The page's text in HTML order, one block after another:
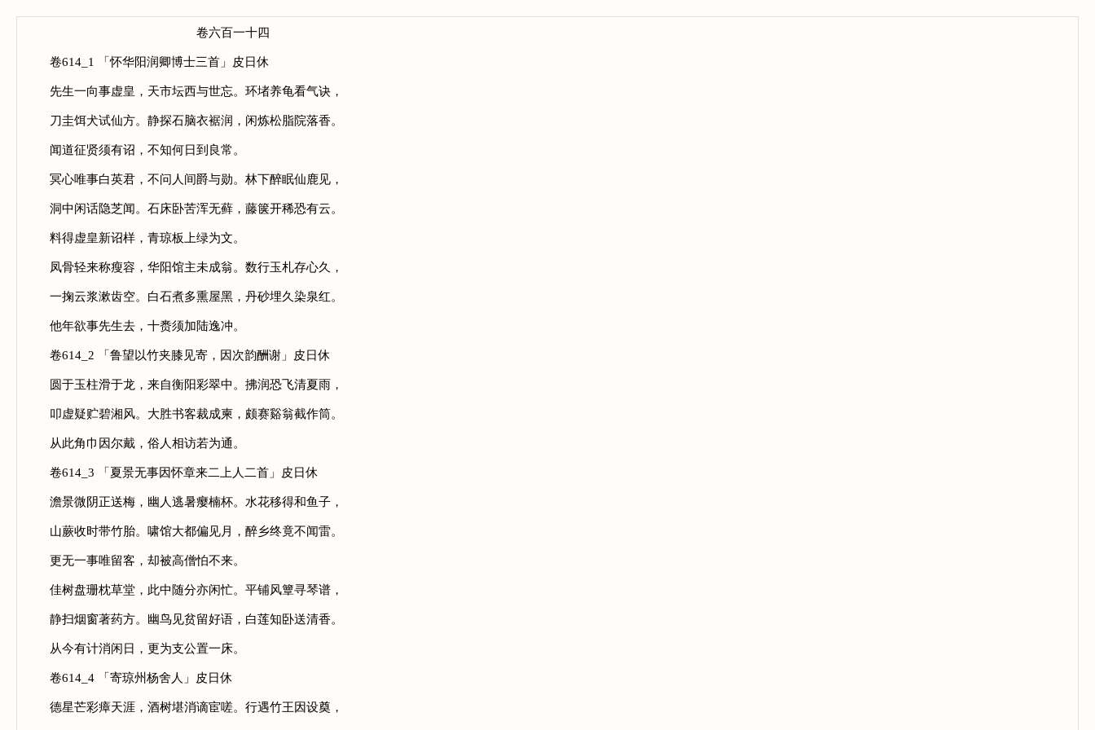
卷六百一十四
卷614_1 「怀华阳润卿博士三首」皮日休
先生一向事虚皇，天市坛西与世忘。环堵养龟看气诀，
刀圭饵犬试仙方。静探石脑衣裾润，闲炼松脂院落香。
闻道征贤须有诏，不知何日到良常。
冥心唯事白英君，不问人间爵与勋。林下醉眠仙鹿见，
洞中闲话隐芝闻。石床卧苦浑无藓，藤箧开稀恐有云。
料得虚皇新诏样，青琼板上绿为文。
凤骨轻来称瘦容，华阳馆主未成翁。数行玉札存心久，
一掬云浆漱齿空。白石煮多熏屋黑，丹砂埋久染泉红。
他年欲事先生去，十赉须加陆逸冲。
卷614_2 「鲁望以竹夹膝见寄，因次韵酬谢」皮日休
圆于玉柱滑于龙，来自衡阳彩翠中。拂润恐飞清夏雨，
叩虚疑贮碧湘风。大胜书客裁成柬，颇赛谿翁截作筒。
从此角巾因尔戴，俗人相访若为通。
卷614_3 「夏景无事因怀章来二上人二首」皮日休
澹景微阴正送梅，幽人逃暑瘿楠杯。水花移得和鱼子，
山蕨收时带竹胎。啸馆大都偏见月，醉乡终竟不闻雷。
更无一事唯留客，却被高僧怕不来。
佳树盘珊枕草堂，此中随分亦闲忙。平铺风簟寻琴谱，
静扫烟窗著药方。幽鸟见贫留好语，白莲知卧送清香。
从今有计消闲日，更为支公置一床。
卷614_4 「寄琼州杨舍人」皮日休
德星芒彩瘴天涯，酒树堪消谪宦嗟。行遇竹王因设奠，